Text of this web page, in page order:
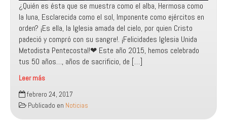
¿Quién es ésta que se muestra como el alba, Hermosa como
la luna, Esclarecida como el sol, Imponente como ejércitos en
orden? ¡Es ella, la Iglesia amada del cielo, por quien Cristo
padeció y compró con su sangre!. ¡Felicidades Iglesia Unida
Metodista Pentecostal!❤ Este año 2015, hemos celebrado
tus 50 años…, años de sacrificio, de […]
Leer más
Recordando
nuestros
50
años
febrero 24, 2017
Publicado en Noticias